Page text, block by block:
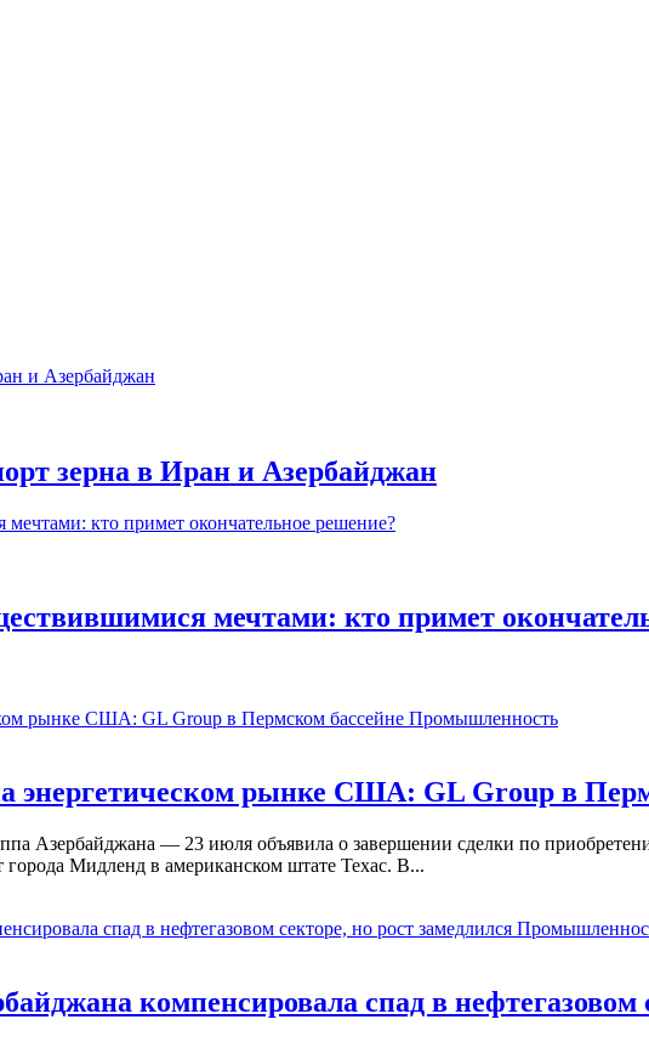
зерна в Иран и Азербайджан
мечтами: кто примет
Промышленность
энергетическом рынке США: GL Group в
Азербайджана — 23 июля объявила о завершении сделки по
Мидленд в американском штате Техас. В...
компенсировала спад в нефтегазовом